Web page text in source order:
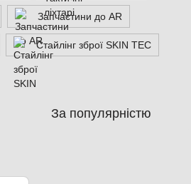
Запчастини до AR
Стайлінг зброї SKIN TEC
За популярністю